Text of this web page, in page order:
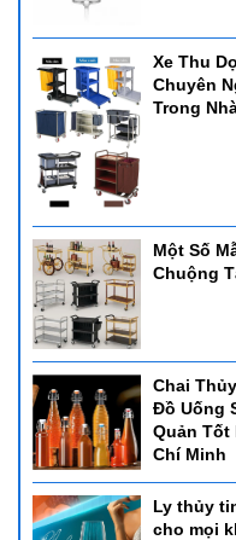
Xe Thu
Chuyên
Trong
Một Số
Chuộng
Chai
Đồ Uống
Quản Tốt
Chí Minh
Ly thủy
cho mọi